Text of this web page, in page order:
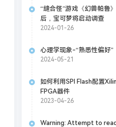
“缝合怪”游戏《幻兽帕鲁
后，宝可梦将启动调查
2024-01-26
心理学现象-“熟悉性偏好”
2024-05-21
如何利用SPI Flash配置
FPGA器件
2023-04-26
Warning: Attempt to